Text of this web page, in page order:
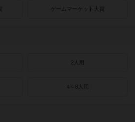
ゲームマーケット大賞
2人用
4～8人用